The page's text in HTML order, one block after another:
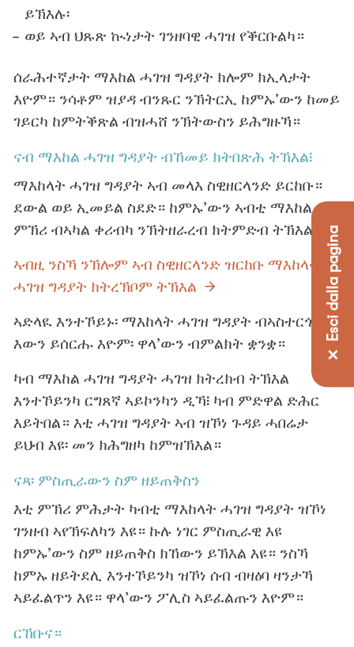
✕ Esci dalla pagina
ይኽእሉ፡
ወይ ኣብ ህጹጽ ኲነታት ገንዘባዊ ሓገዝ የቕርቡልካ።
ሰራሕተኛታት ማእከል ሓገዝ ግዳያት ክሎም ክኢላታት
እዮም። ንሳቶም ዝያዳ ብንጹር ንኽትርኢ ከምኡ’ውን ከመይ
ገይርካ ከምትቕጽል ብዝሓሸ ንኽትውስን ይሕግዙኻ።
ናብ ማእከል ሓገዝ ግዳያት ብኸመይ ክትበጽሕ ትኽእል፧
ማእከላት ሓገዝ ግዳያት ኣብ መላእ ስዊዘርላንድ ይርከቡ።
ደውል ወይ ኢመይል ስደድ። ከምኡ’ውን ኣብቲ ማእከል
ምኽሪ ብኣካል ቀሪብካ ንኽትዘራረብ ክትምድብ ትኽእል።
ኣብዚ ንስኻ ንኽሎም ኣብ ስዊዘርላንድ ዝርከቡ ማእከላት
ሓገዝ ግዳያት ክትረኽቦም ትኽእል
ኣድላዪ እንተኾይኑ፡ ማእከላት ሓገዝ ግዳያት ብኣስተርጎምቲ
እውን ይሰርሑ እዮም፡ ዋላ’ውን ብምልክት ቋንቋ።
ካብ ማእከል ሓገዝ ግዳያት ሓገዝ ክትረክብ ትኽእል
እንተኾይንካ ርግጸኛ ኣይኮንካን ዲኻ፧ ካብ ምድዋል ድሕር
እይትበል። እቲ ሓገዝ ግዳያት ኣብ ዝኾነ ጉዳይ ሓበሬታ
ይህብ እዩ፡ መን ክሕግዘካ ከምዝኽእል።
ናጻ፡ ምስጢራውን ስም ዘይጠቅስን
እቲ ምኽሪ ምሕታት ካብቲ ማእከላት ሓገዝ ግዳያት ዝኾነ
ገንዘብ ኣየኽፍለካን እዩ። ኩሉ ነገር ምስጢራዊ እዩ
ከምኡ’ውን ስም ዘይጠቅስ ክኸውን ይኽእል እዩ። ንስኻ
ከምኡ ዘይትደሊ እንተኾይንካ ዝኾነ ሰብ ብዛዕባ ዛንታኻ
ኣይፈልጥን እዩ። ዋላ’ውን ፖሊስ ኣይፈልጡን እዮም።
ርኸቡና።